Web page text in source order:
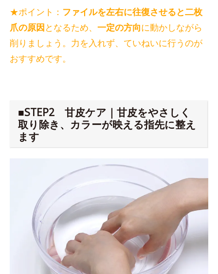
★ポイント： ファイルを左右に往復させると二枚
爪の原因となるため、 一定の方向に動かしながら
削りましょう。力を入れず、ていねいに行うのが
おすすめです。
■STEP2 甘皮ケア｜甘皮をやさしく
取り除き、カラーが映える指先に整え
ます